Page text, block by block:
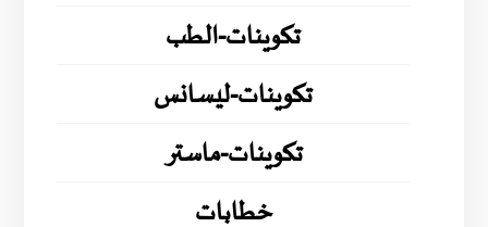
تكوينات-الطب
تكوينات-ليسانس
تكوينات-ماستر
خطابات